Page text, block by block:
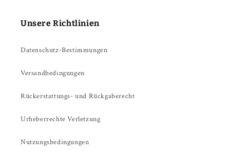
Unsere Richtlinien
Datenschutz-Bestimmungen
Versandbedingungen
Rückerstattungs- und Rückgaberecht
Urheberrechte Verletzung
Nutzungsbedingungen